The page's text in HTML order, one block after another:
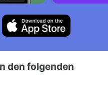
den folgenden